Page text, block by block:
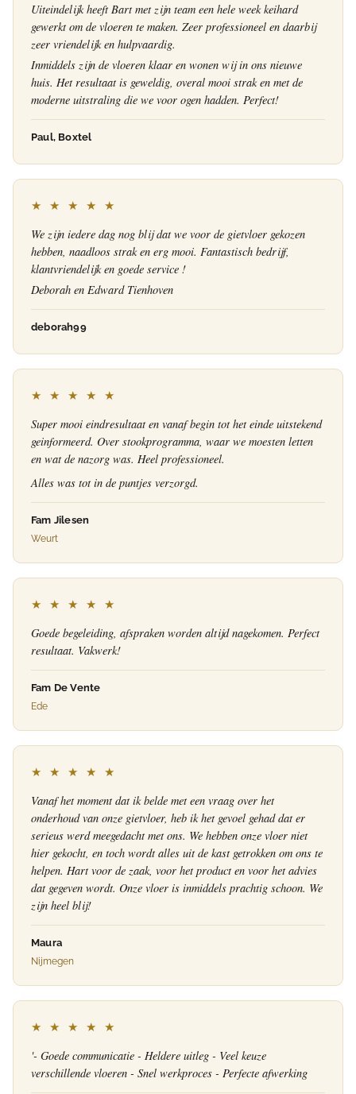
Uiteindelijk heeft Bart met zijn team een hele week keihard
gewerkt om de vloeren te maken. Zeer professioneel en daarbij
zeer vriendelijk en hulpvaardig.
Inmiddels zijn de vloeren klaar en wonen wij in ons nieuwe
huis. Het resultaat is geweldig, overal mooi strak en met de
moderne uitstraling die we voor ogen hadden. Perfect!
Paul, Boxtel
★ ★ ★ ★ ★
We zijn iedere dag nog blij dat we voor de gietvloer gekozen
hebben, naadloos strak en erg mooi. Fantastisch bedrijf,
klantvriendelijk en goede service !
Deborah en Edward Tienhoven
deborah99
★ ★ ★ ★ ★
Super mooi eindresultaat en vanaf begin tot het einde uitstekend
geinformeerd. Over stookprogramma, waar we moesten letten
en wat de nazorg was. Heel professioneel.
Alles was tot in de puntjes verzorgd.
Fam Jilesen
Weurt
★ ★ ★ ★ ★
Goede begeleiding, afspraken worden altijd nagekomen. Perfect
resultaat. Vakwerk!
Fam De Vente
Ede
★ ★ ★ ★ ★
Vanaf het moment dat ik belde met een vraag over het
onderhoud van onze gietvloer, heb ik het gevoel gehad dat er
serieus werd meegedacht met ons. We hebben onze vloer niet
hier gekocht, en toch wordt alles uit de kast getrokken om ons te
helpen. Hart voor de zaak, voor het product en voor het advies
dat gegeven wordt. Onze vloer is inmiddels prachtig schoon. We
zijn heel blij!
Maura
Nijmegen
★ ★ ★ ★ ★
'- Goede communicatie - Heldere uitleg - Veel keuze
verschillende vloeren - Snel werkproces - Perfecte afwerking